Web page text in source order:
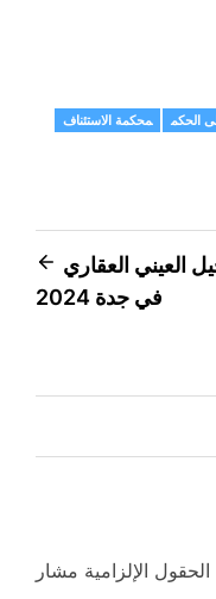
الحكم محكمة الاستئناف
العيني العقاري
في جدة 2024
الحقول الإلزامية مشار